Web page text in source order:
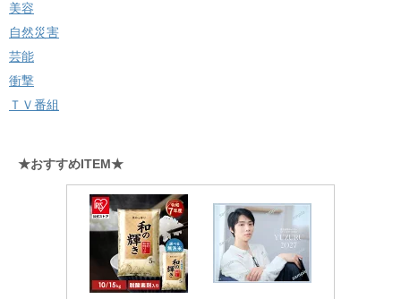
美容
自然災害
芸能
衝撃
ＴＶ番組
★おすすめITEM★